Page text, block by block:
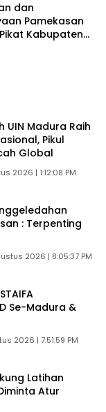
dan
Pamekasan
Kabupaten
UIN Madura Raih
Pikul
Global
2026 | 1:12:08 PM
: Terpenting
2026 | 8:05:37 PM
Se-Madura &
2026 | 7:51:59 PM
Latihan
Atur